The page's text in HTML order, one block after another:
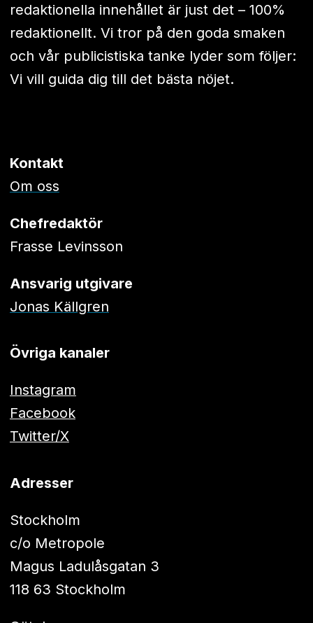
redaktionella innehållet är just det – 100%
redaktionellt. Vi tror på den goda smaken
och vår publicistiska tanke lyder som följer:
Vi vill guida dig till det bästa nöjet.
Kontakt
Om oss
Chefredaktör
Frasse Levinsson
Ansvarig utgivare
Jonas Källgren
Övriga kanaler
Instagram
Facebook
Twitter/X
Adresser
Stockholm
c/o Metropole
Magus Ladulåsgatan 3
118 63 Stockholm